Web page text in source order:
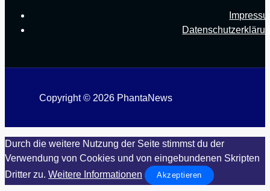
Copyright © 2026 PhantaNews
Durch die weitere Nutzung der Seite stimmst du der
Verwendung von Cookies und von eingebundenen Skripten
Dritter zu. Weitere Informationen Akzeptieren